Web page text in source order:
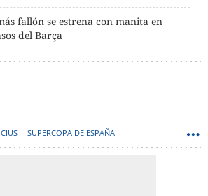
fallón se estrena con manita en
del Barça
SUPERCOPA DE ESPAÑA